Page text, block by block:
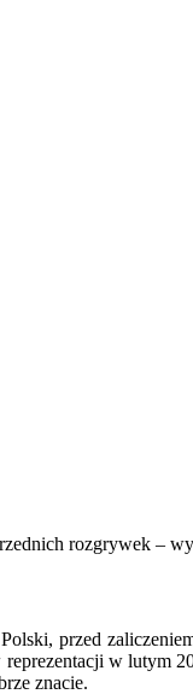
rozgrywek –
przed
reprezentacji w lutym
znacie.